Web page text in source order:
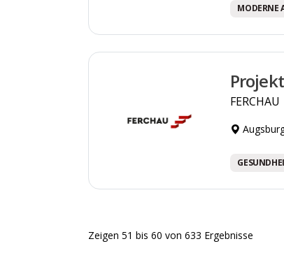
MODERNE
FERCHAU
Zeigen 51 bis 60 von 633 Ergebnisse